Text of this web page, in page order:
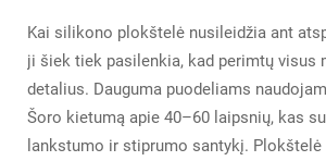
Kai silikono plokštelė nusileidžia ant
ji šiek tiek pasilenkia, kad perimtų visus
detalius. Dauguma puodeliams
Šoro kietumą apie 40–60 laipsnių, kas
lankstumo ir stiprumo santykį.